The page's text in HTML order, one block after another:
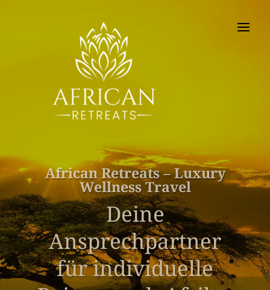
African Retreats – Luxury
Wellness Travel
Deine
Ansprechpartner
für individuelle